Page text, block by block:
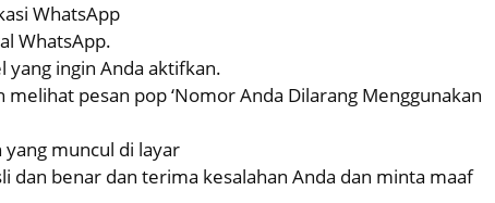
WhatsApp
WhatsApp.
yang ingin Anda aktifkan.
melihat pesan pop ‘Nomor Anda Dilarang Menggunakan
yang muncul di layar
dan benar dan terima kesalahan Anda dan minta maaf